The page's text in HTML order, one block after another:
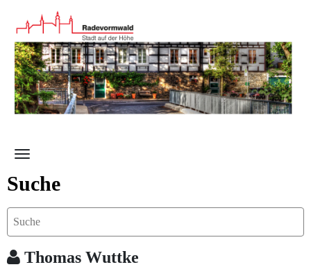
Zum Hauptinhalt springen
Suche
Thomas Wuttke